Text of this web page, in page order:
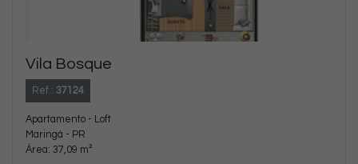
Vila Bosque
Ref.: 37124
Apartamento - Loft
Maringá - PR
Área: 37,09 m²